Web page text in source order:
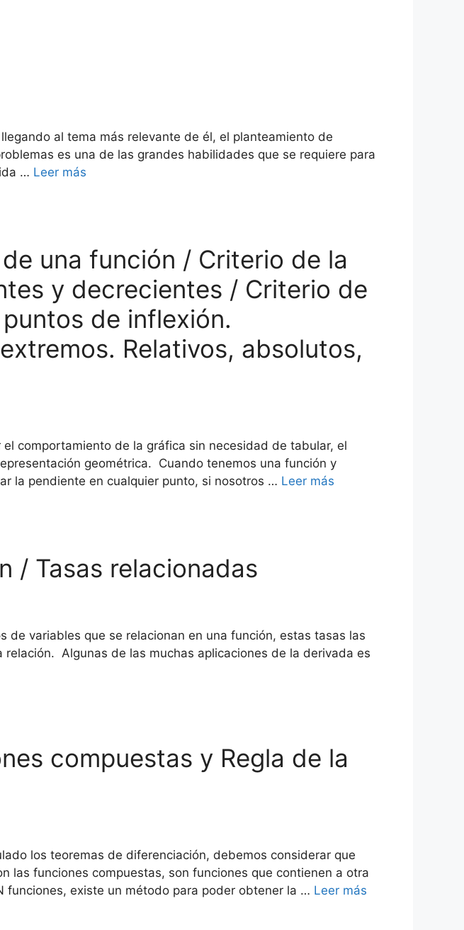
al tema más relevante de él, el planteamiento de
es una de las grandes habilidades que se requiere para
… Leer más
una función / Criterio de la
y decrecientes / Criterio de
de inflexión.
Relativos, absolutos,
comportamiento de la gráfica sin necesidad de tabular, el
geométrica. Cuando tenemos una función y
la pendiente en cualquier punto, si nosotros … Leer más
/ Tasas relacionadas
variables que se relacionan en una función, estas tasas las
Algunas de las muchas aplicaciones de la derivada es
compuestas y Regla de la
los teoremas de diferenciación, debemos considerar que
las funciones compuestas, son funciones que contienen a otra
funciones, existe un método para poder obtener la … Leer más